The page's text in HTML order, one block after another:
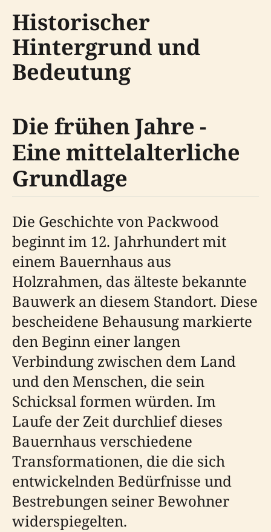
Historischer
Hintergrund und
Bedeutung
Die frühen Jahre -
Eine mittelalterliche
Grundlage
Die Geschichte von Packwood
beginnt im 12. Jahrhundert mit
einem Bauernhaus aus
Holzrahmen, das älteste bekannte
Bauwerk an diesem Standort. Diese
bescheidene Behausung markierte
den Beginn einer langen
Verbindung zwischen dem Land
und den Menschen, die sein
Schicksal formen würden. Im
Laufe der Zeit durchlief dieses
Bauernhaus verschiedene
Transformationen, die die sich
entwickelnden Bedürfnisse und
Bestrebungen seiner Bewohner
widerspiegelten.